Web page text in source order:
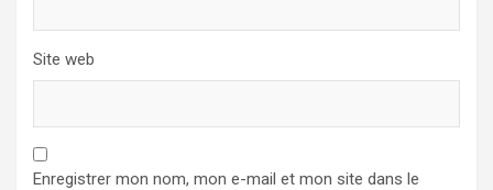
Site web
Enregistrer mon nom, mon e-mail et mon site dans le